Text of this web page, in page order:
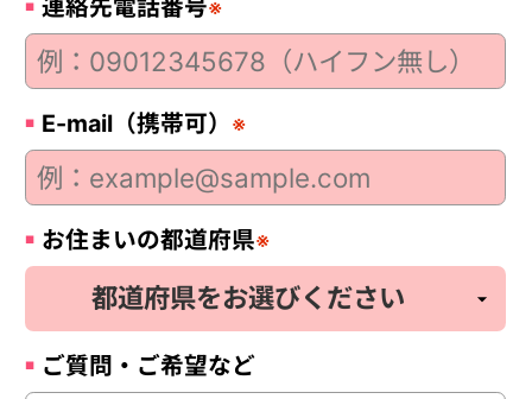
連絡先電話番号※
E-mail（携帯可） ※
お住まいの都道府県※
ご質問・ご希望など